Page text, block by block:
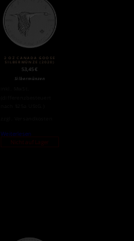
2 OZ CANADA GOOSE
SILBERMÜNZE (2020)
53,45€
Silbermünzen
Weiterlesen
Nicht auf Lager